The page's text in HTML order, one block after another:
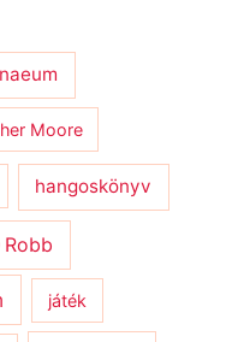
Moore
hangoskönyv
Robb
játék